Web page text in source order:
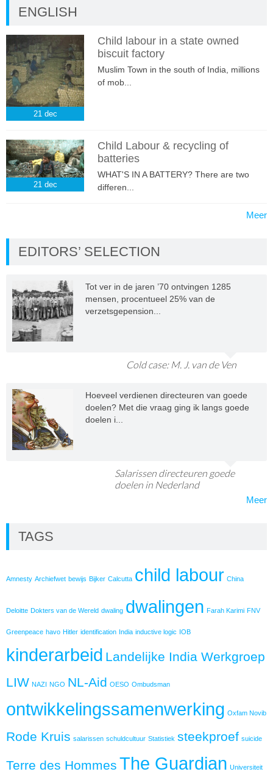
ENGLISH
21 dec
Child labour in a state owned
biscuit factory
Muslim Town in the south of India, millions
of mob...
21 dec
Child Labour & recycling of
batteries
WHAT'S IN A BATTERY? There are two
differen...
Meer
EDITORS’ SELECTION
Tot ver in de jaren ’70 ontvingen 1285
mensen, procentueel 25% van de
verzetsgepension...
Cold case: M. J. van de Ven
Hoeveel verdienen directeuren van goede
doelen? Met die vraag ging ik langs goede
doelen i...
Salarissen directeuren goede
doelen in Nederland
Meer
TAGS
Amnesty Archiefwet bewijs Bijker Calcutta child labour China
Deloitte Dokters van de Wereld dwaling dwalingen Farah Karimi FNV
Greenpeace havo Hitler identification India inductive logic IOB
kinderarbeid Landelijke India Werkgroep
LIW NAZI NGO NL-Aid OESO Ombudsman
ontwikkelingssamenwerking Oxfam Novib
Rode Kruis salarissen schuldcultuur Statistiek steekproef suicide
Terre des Hommes The Guardian Universiteit